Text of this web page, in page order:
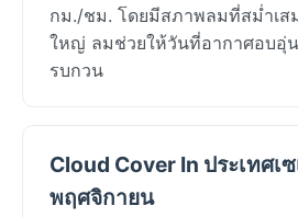
กม./ชม. โดยมีสภาพลมที่สม่ำเ
ใหญ่ ลมช่วยให้วันที่อากาศอบอุ่
รบกวน
Cloud Cover In ประเทศเ
พฤศจิกายน